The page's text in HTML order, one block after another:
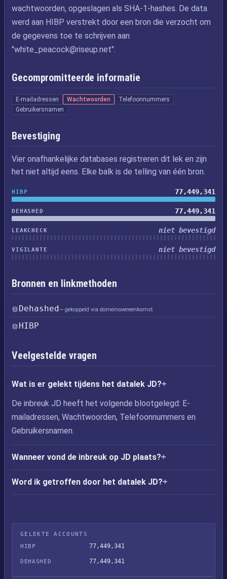
wachtwoorden, opgeslagen als SHA-1-hashes. De data
werd aan HIBP verstrekt door een bron die verzocht om
de gegevens toe te schrijven aan
"white_peacock@riseup.net".
Gecompromitteerde informatie
E-mailadressen Wachtwoorden
Telefoonnummers
Gebruikersnamen
Bevestiging
Vier onafhankelijke databases registreren dit lek en zijn
het niet altijd eens. Elke balk is de telling van één bron.
HIBP 77,449,341
DEHASHED 77,449,341
LEAKCHECK niet bevestigd
VIGILANTE niet bevestigd
Bronnen en linkmethoden
Dehashed— gekoppeld via domeinovereenkomst
HIBP
Veelgestelde vragen
Wat is er gelekt tijdens het datalek JD?
De inbreuk JD heeft het volgende blootgelegd: E-
mailadressen, Wachtwoorden, Telefoonnummers en
Gebruikersnamen.
Wanneer vond de inbreuk op JD plaats?
Word ik getroffen door het datalek JD?
GELEKTE ACCOUNTS
HIBP
77,449,341
DEHASHED 77,449,341